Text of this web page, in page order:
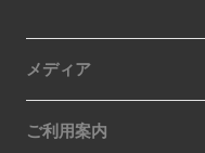
メディア
ご利用案内